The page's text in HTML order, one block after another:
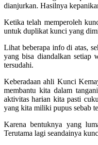
dianjurkan. Hasilnya
Ketika telah memperoleh
untuk duplikat kunci yang
Lihat beberapa info di atas,
yang bisa diandalkan setiap
tersudahi.
Keberadaan ahli Kunci
membantu kita dalam
aktivitas harian kita pasti
yang kita miliki pupus sebab
Karena bentuknya yang
Terutama lagi seandainya